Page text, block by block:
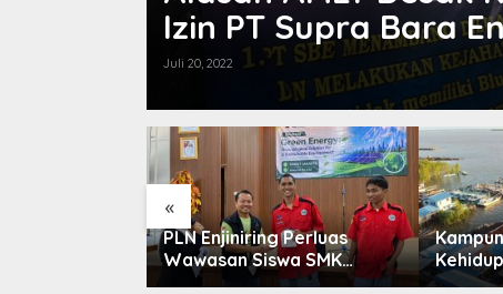
Izin PT Supra Bara
Juli 20, 2022
«
PLN Enjiniring Perluas
Wawasan Siswa SMK
tentang Tantangan
Selatan